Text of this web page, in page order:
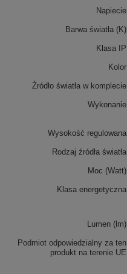
Podmiot odpowiedzialny za ten
produkt na terenie UE
Napiecie
Barwa światła (K)
Klasa IP
Kolor
Źródło światła w komplecie
Wykonanie
Wysokość regulowana
Rodzaj źródła światła
Moc (Watt)
Klasa energetyczna
Lumen (lm)